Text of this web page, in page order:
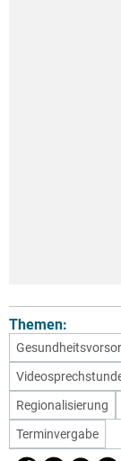
Themen:
Regionalisierung
Terminvergabe